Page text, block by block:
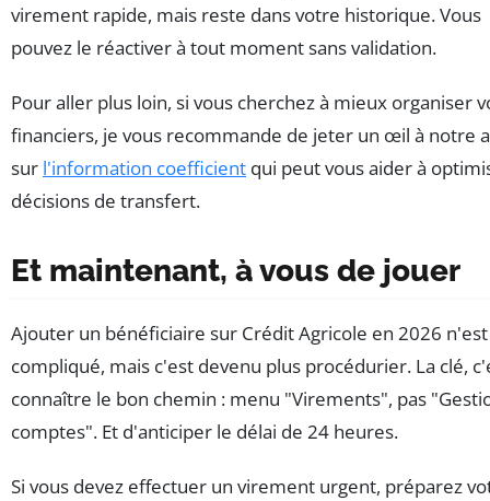
virement rapide, mais reste dans votre historique. Vous
pouvez le réactiver à tout moment sans validation.
Pour aller plus loin, si vous cherchez à mieux organiser
financiers, je vous recommande de jeter un œil à notre
sur l'information coefficient qui peut vous aider à
décisions de transfert.
Et maintenant, à vous de jouer
Ajouter un bénéficiaire sur Crédit Agricole en 2026
compliqué, mais c'est devenu plus procédurier. La clé,
connaître le bon chemin : menu "Virements", pas
comptes". Et d'anticiper le délai de 24 heures.
Si vous devez effectuer un virement urgent, préparez